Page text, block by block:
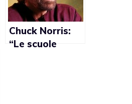
tutto all’aria
Chuck Norris:
“Le scuole